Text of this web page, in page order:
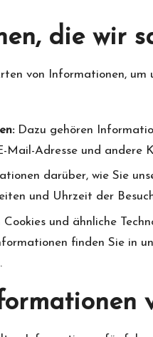
die wir
von Informationen,
Dazu gehören
Mail-Adresse und andere
darüber, wie Sie
und Uhrzeit der
und ähnliche
finden Sie in